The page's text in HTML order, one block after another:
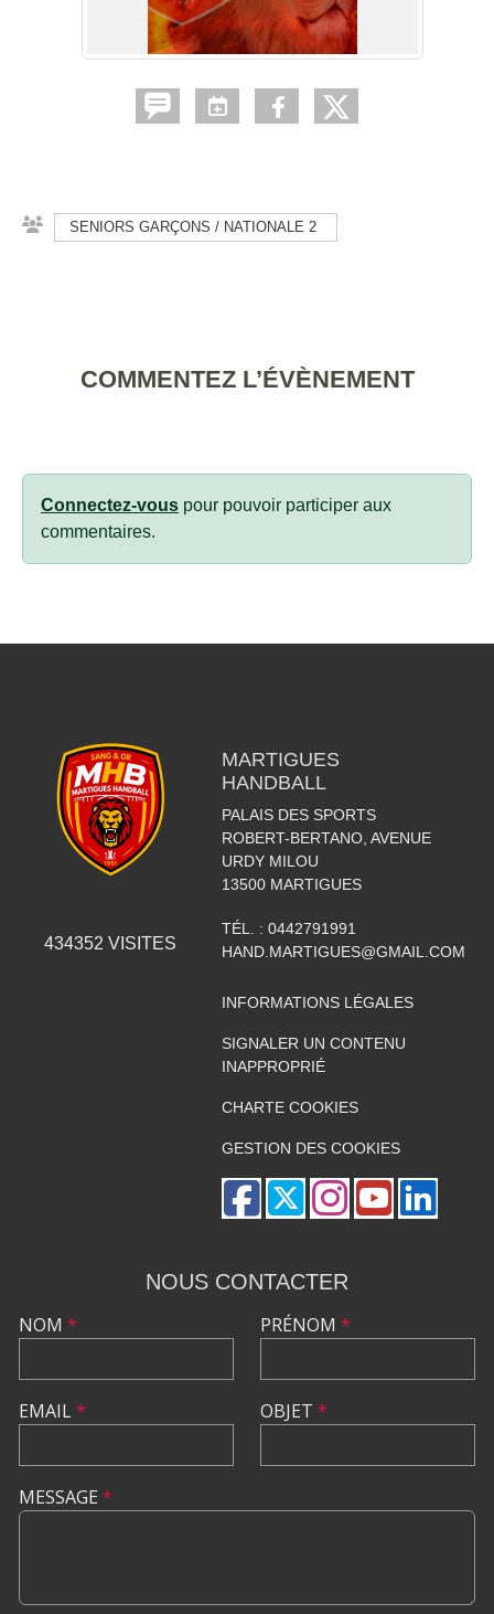
SENIORS GARÇONS / NATIONALE 2
COMMENTEZ L’ÉVÈNEMENT
Connectez-vous pour pouvoir participer aux
commentaires.
434352 VISITES
MARTIGUES
HANDBALL
PALAIS DES SPORTS
ROBERT-BERTANO, AVENUE
URDY MILOU
13500 MARTIGUES
TÉL. : 0442791991
HAND.MARTIGUES@GMAIL.COM
INFORMATIONS LÉGALES
SIGNALER UN CONTENU
INAPPROPRIÉ
CHARTE COOKIES
GESTION DES COOKIES
NOUS CONTACTER
NOM *
EMAIL*
PRÉNOM *
OBJET *
MESSAGE *